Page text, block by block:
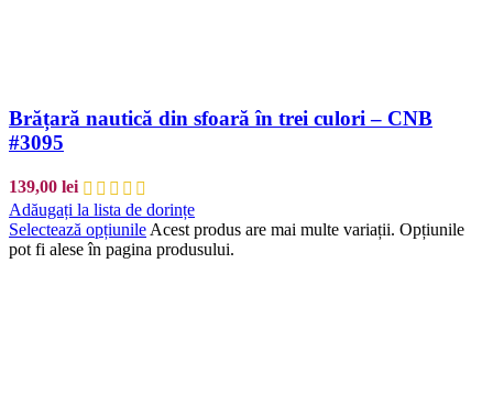
Brățară nautică din sfoară în trei culori – CNB
#3095
139,00 lei
Adăugați la lista de dorințe
Selectează opțiunile Acest produs are mai multe variații. Opțiunile
pot fi alese în pagina produsului.